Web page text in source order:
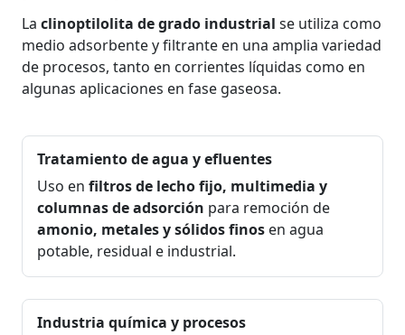
La clinoptilolita de grado industrial se utiliza como
medio adsorbente y filtrante en una amplia variedad
de procesos, tanto en corrientes líquidas como en
algunas aplicaciones en fase gaseosa.
Tratamiento de agua y efluentes
Uso en filtros de lecho fijo, multimedia y
columnas de adsorción para remoción de
amonio, metales y sólidos finos en agua
potable, residual e industrial.
Industria química y procesos